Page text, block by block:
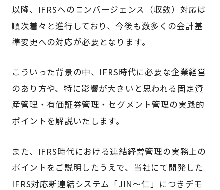
以降、IFRSへのコンバージェンス（収斂）対応は
順次着々と進行しており、今後も数多くの会計基
準変更への対応が必要となります。
こういった背景の中、IFRS時代に必要な企業経営
のあり方や、特に影響が大きいと思われる固定資
産管理・有価証券管理・セグメント管理の実践的
ポイントを解説いたします。
また、IFRS時代における連結経営管理の実務上の
ポイントをご説明したうえで、当社にて開発した
IFRS対応新連結システム「JIN～仁」につきデモ